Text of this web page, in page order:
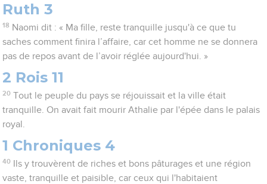
Ruth 3
18 Naomi dit : « Ma fille, reste tranquille jusqu'à ce que tu
saches comment finira l’affaire, car cet homme ne se donnera
pas de repos avant de l’avoir réglée aujourd'hui. »
2 Rois 11
20 Tout le peuple du pays se réjouissait et la ville était
tranquille. On avait fait mourir Athalie par l'épée dans le palais
royal.
1 Chroniques 4
40
Ils y trouvèrent de riches et bons pâturages et une région
vaste, tranquille et paisible, car ceux qui l'habitaient